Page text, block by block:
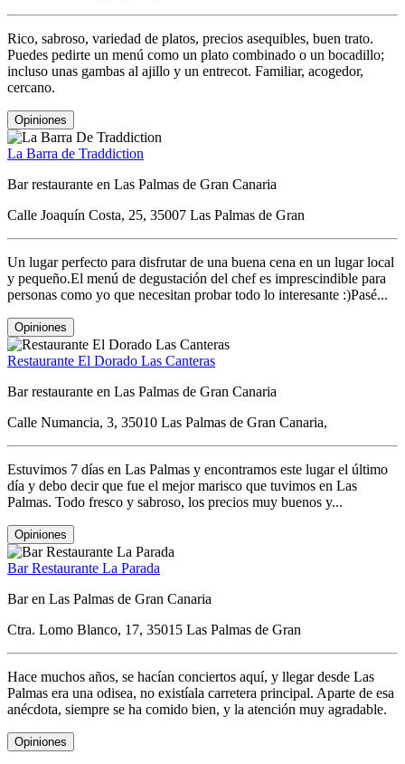
Rico, sabroso, variedad de platos, precios asequibles, buen trato.
Puedes pedirte un menú como un plato combinado o un bocadillo;
incluso unas gambas al ajillo y un entrecot. Familiar, acogedor,
cercano.
Opiniones
La Barra de Traddiction
Bar restaurante en Las Palmas de Gran Canaria
Calle Joaquín Costa, 25, 35007 Las Palmas de Gran
Un lugar perfecto para disfrutar de una buena cena en un lugar local
y pequeño.El menú de degustación del chef es imprescindible para
personas como yo que necesitan probar todo lo interesante :)Pasé...
Opiniones
Restaurante El Dorado Las Canteras
Bar restaurante en Las Palmas de Gran Canaria
Calle Numancia, 3, 35010 Las Palmas de Gran Canaria,
Estuvimos 7 días en Las Palmas y encontramos este lugar el último
día y debo decir que fue el mejor marisco que tuvimos en Las
Palmas. Todo fresco y sabroso, los precios muy buenos y...
Opiniones
Bar Restaurante La Parada
Bar en Las Palmas de Gran Canaria
Ctra. Lomo Blanco, 17, 35015 Las Palmas de Gran
Hace muchos años, se hacían conciertos aquí, y llegar desde Las
Palmas era una odisea, no existíala carretera principal. Aparte de esa
anécdota, siempre se ha comido bien, y la atención muy agradable.
Opiniones